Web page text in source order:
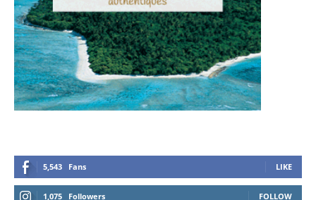
5,543 Fans LIKE
1,075 Followers FOLLOW